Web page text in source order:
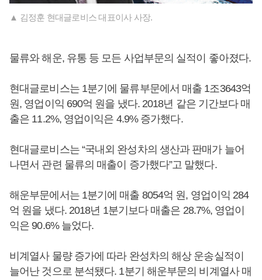
▲ 김정훈 현대글로비스 대표이사 사장.
물류와 해운, 유통 등 모든 사업부문의 실적이 좋아졌다.
현대글로비스는 1분기에 물류부문에서 매출 1조3643억
원, 영업이익 690억 원을 냈다. 2018년 같은 기간보다 매
출은 11.2%, 영업이익은 4.9% 증가했다.
현대글로비스는 “국내외 완성차의 생산과 판매가 늘어
나면서 관련 물류의 매출이 증가했다”고 말했다.
해운부문에서는 1분기에 매출 8054억 원, 영업이익 284
억 원을 냈다. 2018년 1분기보다 매출은 28.7%, 영업이
익은 90.6% 늘었다.
비계열사 물량 증가에 따라 완성차의 해상 운송실적이
늘어난 것으로 분석됐다. 1분기 해운부문의 비계열사 매